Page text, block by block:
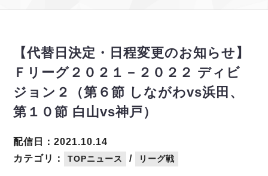
U-23選抜
メディア情報
フットサル日本代表
その他
戦績表
警告・退場・出場停止選手
個人ランキング｜ゴール
個人ランキング｜シュート
個人ランキング｜シュート成功率
メットライフ生命Ｆ２リーグ
エスポラーダ北海道
バルドラール浦安
フウガドールすみだ
しながわシティ
ペスカドーラ町田
湘南ベルマーレ
アリーナ情報 ARENA
リーグ概要
過去の記録 ARCHIVE
【代替日決定・日程変更のお知らせ】
Ｆリーグ２０２１－２０２２ ディビ
ジョン２（第６節 しながわvs浜田、
第１０節 白山vs神戸）
カテゴリ： TOPニュース / リーグ戦
配信日：2021.10.14